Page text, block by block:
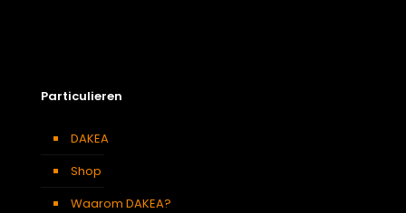
Particulieren
DAKEA
Shop
Waarom DAKEA?